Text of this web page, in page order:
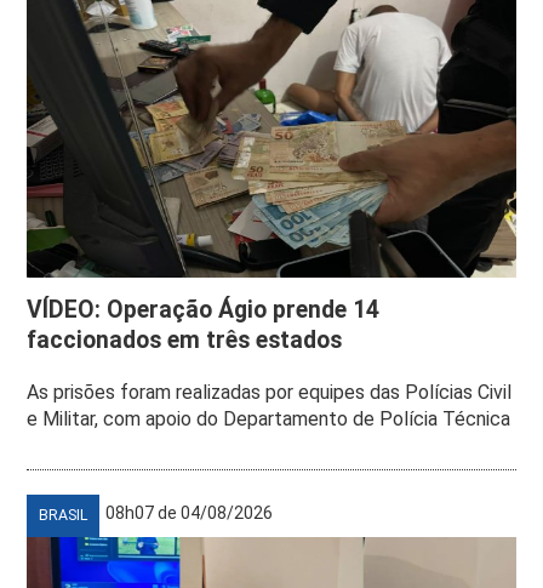
VÍDEO: Operação Ágio prende 14
faccionados em três estados
As prisões foram realizadas por equipes das Polícias Civil
e Militar, com apoio do Departamento de Polícia Técnica
BRASIL 08h07 de 04/08/2026